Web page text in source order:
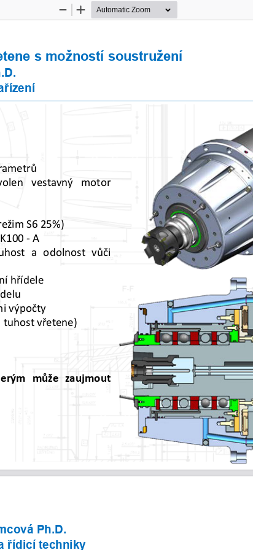
Zoom
Zoom
s možností soustružení
vestavný
motor
S6 25%)
100 -A
a odolnost vůči
hřídele
výpočty
tuhost vřetene)
může zaujmout
Ph.D.
řídicí techniky